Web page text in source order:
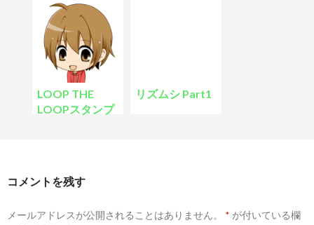
LOOP THE
LOOPスタンプ
リズムシ Part1
コメントを残す
メールアドレスが公開されることはありません。 * が付いている欄